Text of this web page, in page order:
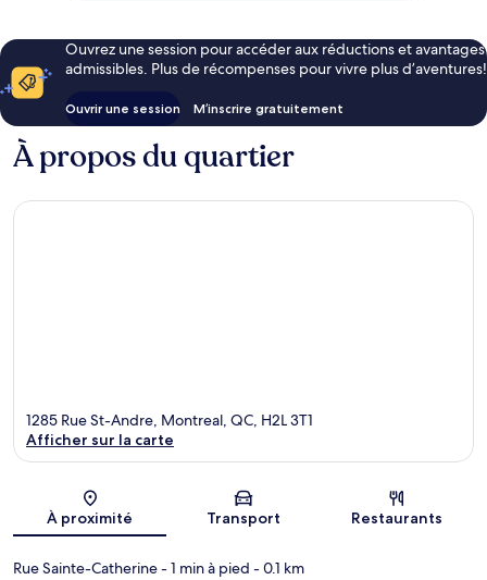
Ouvrez une session pour accéder aux réductions et avantages
admissibles. Plus de récompenses pour vivre plus d’aventures!
Ouvrir une session M’inscrire gratuitement
À propos du quartier
Carte
1285 Rue St-Andre, Montreal, QC, H2L 3T1
Afficher sur la carte
À proximité Transport Restaurants
Rue Sainte-Catherine- 1 min à pied - 0.1 km